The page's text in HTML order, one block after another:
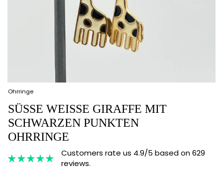
Ohrringe
SÜSSE WEISSE GIRAFFE MIT SC
HWARZEN PUNKTEN OH
RRINGE
Customers rate us 4.9/5 based on 629
reviews.